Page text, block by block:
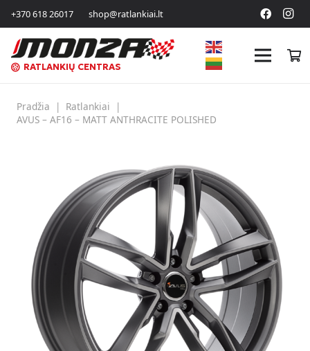
+370 618 26017 shop@ratlankiai.lt
RATLANKIŲ CENTRAS
Pradžia | Ratlankiai
|
AVUS – AF16 – MATT ANTHRACITE POLISHED